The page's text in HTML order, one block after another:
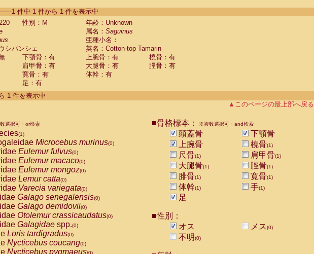
Saguinus labiatus(0)
Saguinus leucopus (0)
Saguinus nigricollis (0)
Saguinus oedipus
Saguinus weddelli
Saguinusspp.
Aotus trivirgatus
Cebus albifrons
Cebus nigrivittatus
Cebus
Saimiri boliviensis(0)
Saimiri sciureus(0)
Alouatta caraya(0)
Alouatta fusca(0)
Alouatta seniculus
Alouattaspp.(0)
Ateles belzebuth(0)
Ateles geoffroyi(0)
Ateles paniscus(0)
Atelesspp.(0)
Lagothrix lagothricha
Lagothrix lagothricha cana
Cacajao calvus rubicundus
1 件中 1 件から 1 件を表示中
性別：M
年齢：Unknown
属名： Saguinus
亜種小名：
シパンシェ
英名：Cotton-top Tamarin
下顎骨：有 上腕骨：有
橈骨：有
肩甲骨：有 大腿骨：有
脛骨：有
寛骨：有
体幹：有
足：有
1 件を表示中
▲このページの最上部へ戻る
選択可・or検索
(1)
Microcebus murinus(0)
Eulemur fulvus(0)
Eulemur macaco(0)
Eulemur mongoz(0)
Lemur catta(0)
Varecia variegata(0)
Galago senegalensis(0)
Galago demidovii(0)
Otolemur crassicaudatus(0)
Galagidae spp.(0)
Loris tardigradus(0)
Nycticebus coucang(0)
Nycticebus pygmaeus(0)
■骨格標本： ※複数選択可・and検索
頭蓋骨
下顎骨
上腕骨
橈骨(1)
尺骨(1) 肩甲骨(1)
大腿骨(1) 脛骨(1)
腓骨(1) 寛骨(1)
体幹(1) 手(1)
足
■性別：
オス
メス(0)
不明(0)